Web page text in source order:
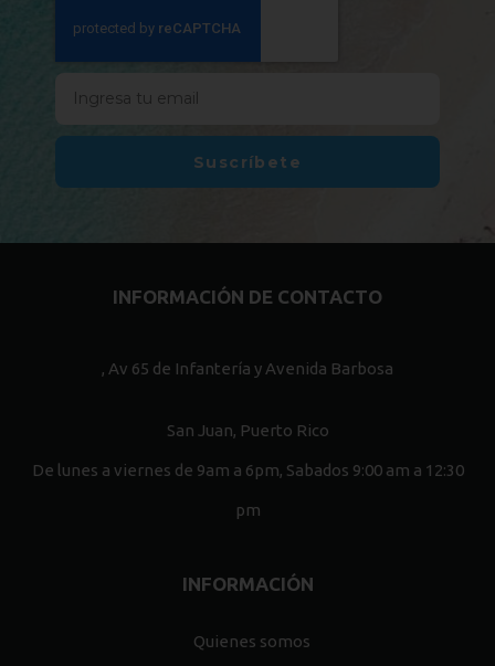
Suscríbete
INFORMACIÓN DE CONTACTO
, Av 65 de Infantería y Avenida Barbosa
San Juan, Puerto Rico
De lunes a viernes de 9am a 6pm, Sabados 9:00 am a 12:30
pm
INFORMACIÓN
Quienes somos